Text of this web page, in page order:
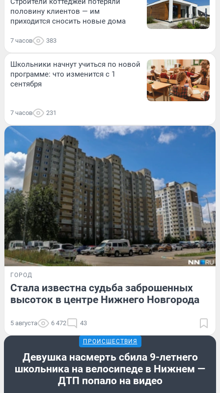
половину клиентов — им
приходится сносить новые дома
7 часов 383
Школьники начнут учиться по новой
программе: что изменится с 1
сентября
7 часов 231
ГОРОД
Стала известна судьба заброшенных
высоток в центре Нижнего Новгорода
5 августа 6 472 43
ПРОИСШЕСТВИЯ
Девушка насмерть сбила 9-летнего
школьника на велосипеде в Нижнем —
ДТП попало на видео